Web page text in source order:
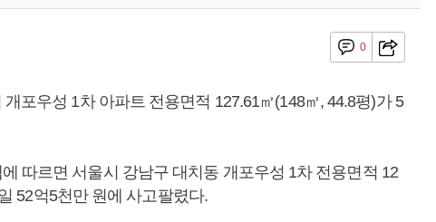
0
포우성 1차 아파트 전용면적 127.61㎡(148㎡, 44.8평)가 5
따르면 서울시 강남구 대치동 개포우성 1차 전용면적 12
52억5천만 원에 사고팔렸다.